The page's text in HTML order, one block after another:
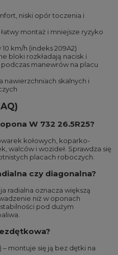
niski opór toczenia i
montaż i mniejsze ryzyko
km/h (indeks 209A2)
bloki rozkładają nacisk i
manewrów na placu
nawierzchniach skalnych i
W 732 26.5R25?
kołowych, koparko-
walców i wozideł. Sprawdza się
placach roboczych.
czy diagonalna?
radialna oznacza większą
niż w oponach
pod dużym
montuje się ją bez dętki na